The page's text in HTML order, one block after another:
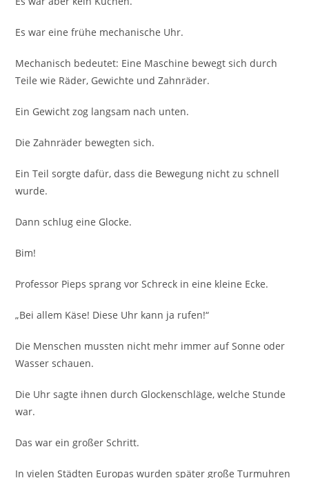
Es war eine frühe mechanische Uhr.
Mechanisch bedeutet: Eine Maschine bewegt sich durch
Teile wie Räder, Gewichte und Zahnräder.
Ein Gewicht zog langsam nach unten.
Die Zahnräder bewegten sich.
Ein Teil sorgte dafür, dass die Bewegung nicht zu schnell
wurde.
Dann schlug eine Glocke.
Bim!
Professor Pieps sprang vor Schreck in eine kleine Ecke.
„Bei allem Käse! Diese Uhr kann ja rufen!“
Die Menschen mussten nicht mehr immer auf Sonne oder
Wasser schauen.
Die Uhr sagte ihnen durch Glockenschläge, welche Stunde
war.
Das war ein großer Schritt.
In vielen Städten Europas wurden später große Turmuhren